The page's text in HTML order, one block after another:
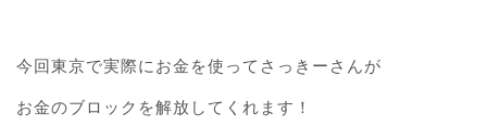
今回東京で実際にお金を使ってさっきーさんが
お金のブロックを解放してくれます！